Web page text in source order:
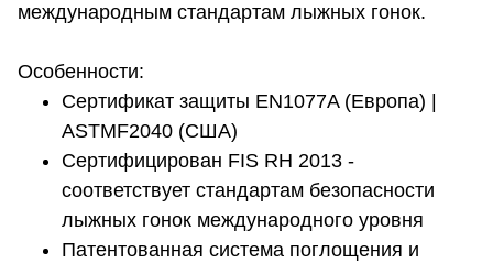
международным стандартам лыжных гонок.
Особенности:
Сертификат защиты EN1077A (Европа) |
ASTMF2040 (США)
Сертифицирован FIS RH 2013 -
соответствует стандартам безопасности
лыжных гонок международного уровня
Патентованная система поглощения и